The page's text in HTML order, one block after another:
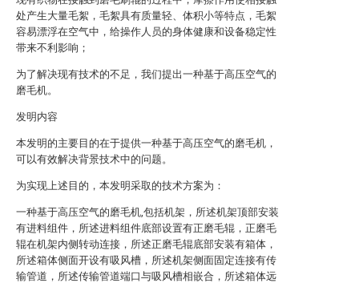
处产生大量毛絮，毛絮具有质量轻、体积小等特点，毛絮
容易漂浮在空气中，给操作人员的身体健康和设备稳定性
带来不利影响；
为了解决现有技术的不足，我们提出一种基于高压空气的
磨毛机。
发明内容
本发明的主要目的在于提供一种基于高压空气的磨毛机，
可以有效解决背景技术中的问题。
为实现上述目的，本发明采取的技术方案为：
一种基于高压空气的磨毛机,包括机架，所述机架顶部安装
有进料组件，所述进料组件底部设置有正磨毛辊，正磨毛
辊在机架内侧转动连接，所述正磨毛辊底部安装有箱体，
所述箱体侧面开设有吸风槽，所述机架侧面固定连接有传
输管道，所述传输管道端口与吸风槽相嵌合，所述箱体远